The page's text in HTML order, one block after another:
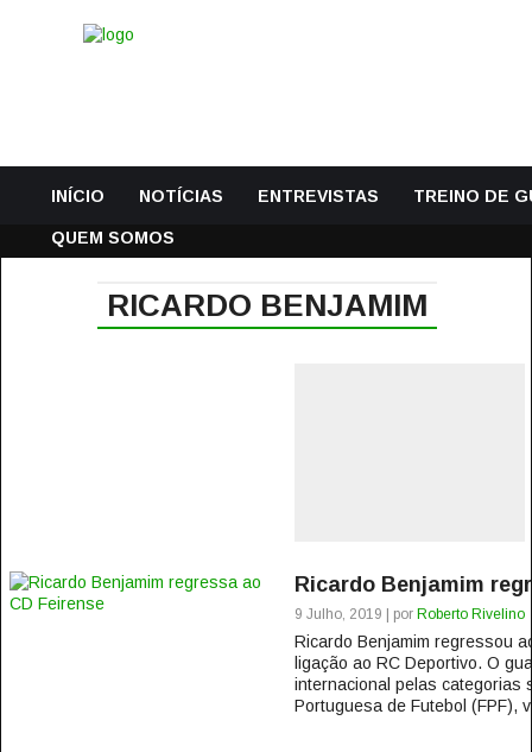
INÍCIO NOTÍCIAS ENTREVISTAS TREINO DE
QUEM SOMOS
RICARDO BENJAMIM
Ricardo Benjamim
9 Julho, 2019 | por Roberto Rivelino
Ricardo Benjamim regressou
ligação ao RC Deportivo. O
internacional pelas categorias
Portuguesa de Futebol (FPF),